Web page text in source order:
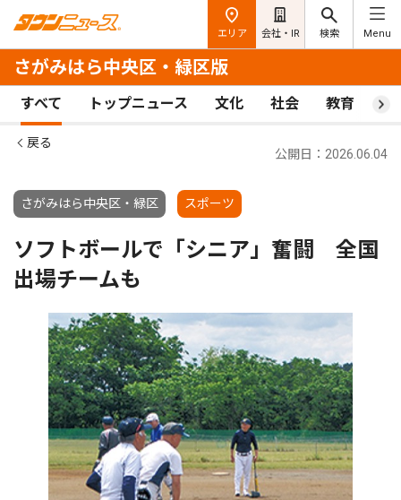
エリア 会社・IR 検索 Menu
さがみはら中央区・緑区版
すべて トップニュース 文化 社会 教育 ス
戻る
さがみはら中央区・緑区 スポーツ
公開日：2026.06.04
ソフトボールで「シニア」奮闘 全国
出場チームも